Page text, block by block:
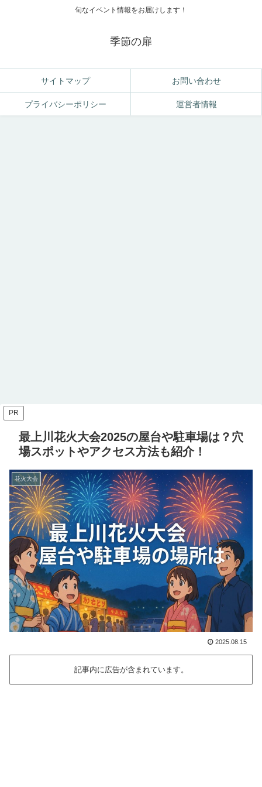
旬なイベント情報をお届けします！
季節の扉
サイトマップ お問い合わせ
プライバシーポリシー 運営者情報
PR
最上川花火大会2025の屋台や駐車場は？穴
場スポットやアクセス方法も紹介！
花火大会
2025.08.15
記事内に広告が含まれています。